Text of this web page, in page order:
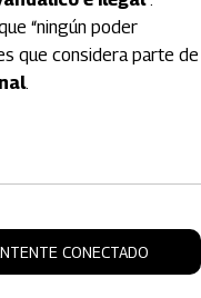
“ningún poder
que considera parte de
.
CONECTADO